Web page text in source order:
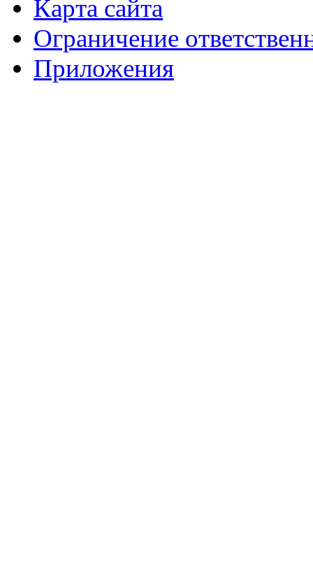
Карта сайта
Ограничение
Приложения